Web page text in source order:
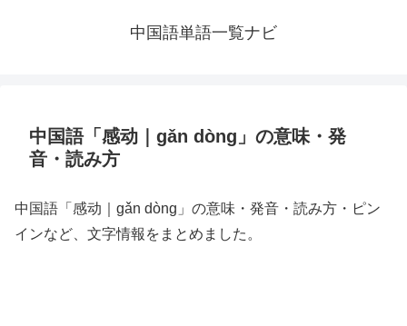
中国語単語一覧ナビ
中国語「感动｜gǎn dòng」の意味・発
音・読み方
中国語「感动｜gǎn dòng」の意味・発音・読み方・ピン
インなど、文字情報をまとめました。